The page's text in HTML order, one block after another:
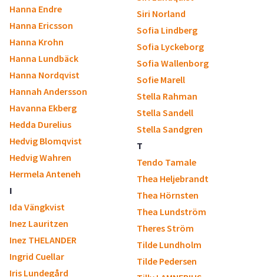
Hanna Endre
Hanna Ericsson
Hanna Krohn
Hanna Lundbäck
Hanna Nordqvist
Hannah Andersson
Havanna Ekberg
Hedda Durelius
Hedvig Blomqvist
Hedvig Wahren
Hermela Anteneh
I
Ida Vängkvist
Inez Lauritzen
Inez THELANDER
Ingrid Cuellar
Iris Lundegård
Siri Norland
Sofia Lindberg
Sofia Lyckeborg
Sofia Wallenborg
Sofie Marell
Stella Rahman
Stella Sandell
Stella Sandgren
T
Tendo Tamale
Thea Heljebrandt
Thea Hörnsten
Thea Lundström
Theres Ström
Tilde Lundholm
Tilde Pedersen